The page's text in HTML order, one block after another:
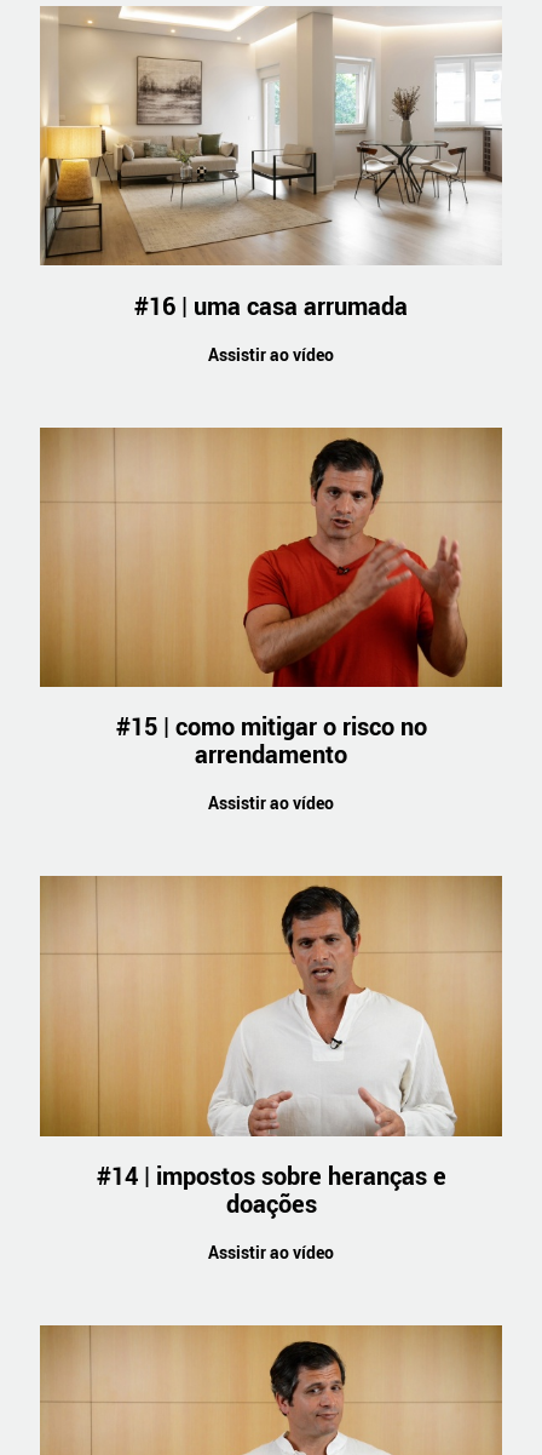
#16 | uma casa arrumada
Assistir ao vídeo
#15 | como mitigar o risco no
arrendamento
Assistir ao vídeo
#14 | impostos sobre heranças e
doações
Assistir ao vídeo